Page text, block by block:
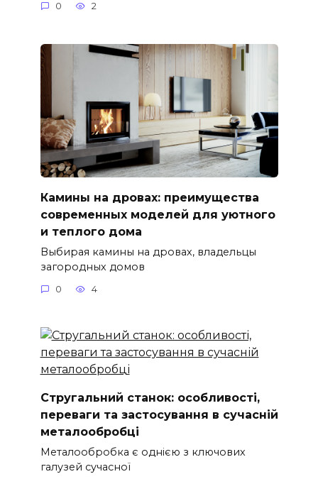
0 2
Камины на дровах: преимущества
современных моделей для уютного
и теплого дома
Выбирая камины на дровах, владельцы
загородных домов
0 4
Стругальний станок: особливості,
переваги та застосування в сучасній
металообробці
Металообробка є однією з ключових
галузей сучасної